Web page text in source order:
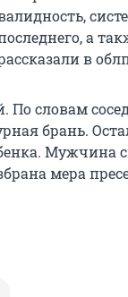
а
в
По словам
брань.
Мужчина
мера